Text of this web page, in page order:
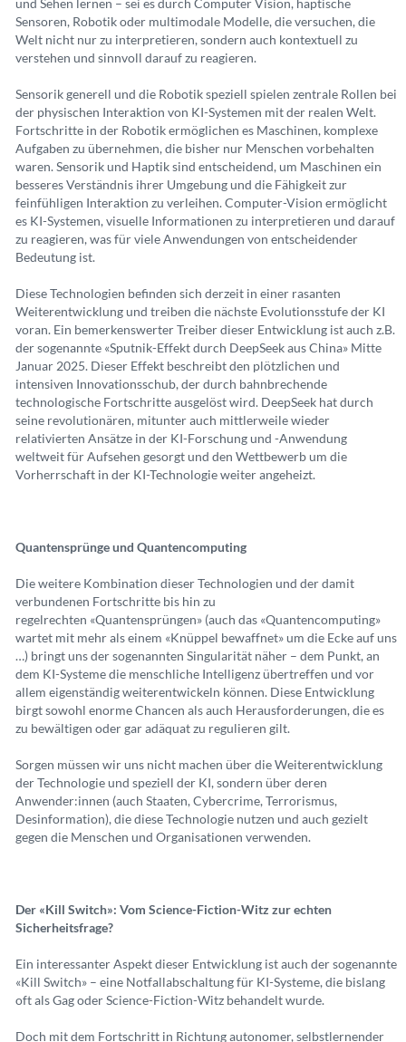
und Sehen lernen – sei es durch Computer Vision, haptische
Sensoren, Robotik oder multimodale Modelle, die versuchen, die
Welt nicht nur zu interpretieren, sondern auch kontextuell zu
verstehen und sinnvoll darauf zu reagieren.
Sensorik generell und die Robotik speziell spielen zentrale Rollen bei
der physischen Interaktion von KI-Systemen mit der realen Welt.
Fortschritte in der Robotik ermöglichen es Maschinen, komplexe
Aufgaben zu übernehmen, die bisher nur Menschen vorbehalten
waren. Sensorik und Haptik sind entscheidend, um Maschinen ein
besseres Verständnis ihrer Umgebung und die Fähigkeit zur
feinfühligen Interaktion zu verleihen. Computer-Vision ermöglicht
es KI-Systemen, visuelle Informationen zu interpretieren und darauf
zu reagieren, was für viele Anwendungen von entscheidender
Bedeutung ist.
Diese Technologien befinden sich derzeit in einer rasanten
Weiterentwicklung und treiben die nächste Evolutionsstufe der KI
voran. Ein bemerkenswerter Treiber dieser Entwicklung ist auch z.B.
der sogenannte «Sputnik-Effekt durch DeepSeek aus China» Mitte
Januar 2025. Dieser Effekt beschreibt den plötzlichen und
intensiven Innovationsschub, der durch bahnbrechende
technologische Fortschritte ausgelöst wird. DeepSeek hat durch
seine revolutionären, mitunter auch mittlerweile wieder
relativierten Ansätze in der KI-Forschung und -Anwendung
weltweit für Aufsehen gesorgt und den Wettbewerb um die
Vorherrschaft in der KI-Technologie weiter angeheizt.
Quantensprünge und Quantencomputing
Die weitere Kombination dieser Technologien und der damit
verbundenen Fortschritte bis hin zu
regelrechten «Quantensprüngen» (auch das «Quantencomputing»
wartet mit mehr als einem «Knüppel bewaffnet» um die Ecke auf uns
…) bringt uns der sogenannten Singularität näher – dem Punkt, an
dem KI-Systeme die menschliche Intelligenz übertreffen und vor
allem eigenständig weiterentwickeln können. Diese Entwicklung
birgt sowohl enorme Chancen als auch Herausforderungen, die es
zu bewältigen oder gar adäquat zu regulieren gilt.
Sorgen müssen wir uns nicht machen über die Weiterentwicklung
der Technologie und speziell der KI, sondern über deren
Anwender:innen (auch Staaten, Cybercrime, Terrorismus,
Desinformation), die diese Technologie nutzen und auch gezielt
gegen die Menschen und Organisationen verwenden.
Der «Kill Switch»: Vom Science-Fiction-Witz zur echten
Sicherheitsfrage?
Ein interessanter Aspekt dieser Entwicklung ist auch der sogenannte
«Kill Switch» – eine Notfallabschaltung für KI-Systeme, die bislang
oft als Gag oder Science-Fiction-Witz behandelt wurde.
Doch mit dem Fortschritt in Richtung autonomer, selbstlernender